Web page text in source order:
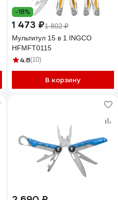
-18%
1 473 ₽1 802 ₽
Мультитул 15 в 1 INGCO
HFMFT0115
4.8(10)
В корзину